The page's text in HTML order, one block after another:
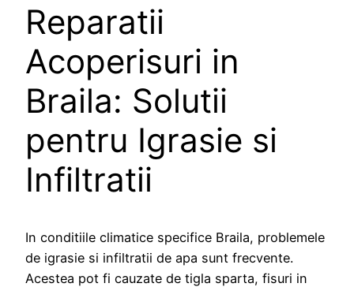
Reparatii
Acoperisuri in
Braila: Solutii
pentru Igrasie si
Infiltratii
In conditiile climatice specifice Braila, problemele
de igrasie si infiltratii de apa sunt frecvente.
Acestea pot fi cauzate de tigla sparta, fisuri in